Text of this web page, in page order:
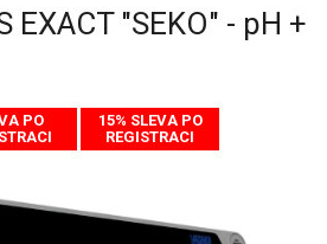
EXACT "SEKO" - pH +
PO
15% SLEVA PO
REGISTRACI